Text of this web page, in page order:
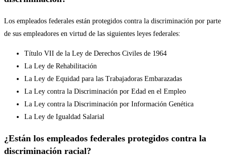
Los empleados federales están protegidos contra la discriminación por parte
de sus empleadores en virtud de las siguientes leyes federales:
Título VII de la Ley de Derechos Civiles de 1964
La Ley de Rehabilitación
La Ley de Equidad para las Trabajadoras Embarazadas
La Ley contra la Discriminación por Edad en el Empleo
La Ley contra la Discriminación por Información Genética
La Ley de Igualdad Salarial
¿Están los empleados federales protegidos contra la
discriminación racial?